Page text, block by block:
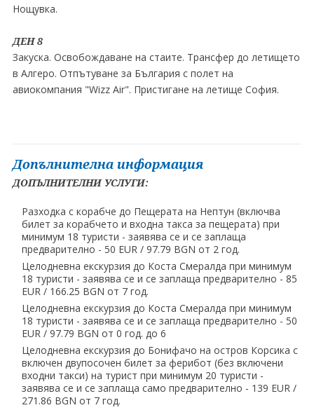
Нощувка.
ДЕН 8
Закуска. Освобождаване на стаите. Трансфер до летището
в Алгеро. Отпътуване за България с полет на
авиокомпания "Wizz Air". Пристигане на летище София.
Допълнителна информация
ДОПЪЛНИТЕЛНИ УСЛУГИ:
Разходка с корабче до Пещерата на Нептун (включва
билет за корабчето и входна такса за пещерата) при
минимум 18 туристи - заявява се и се заплаща
предварително - 50 EUR ∕ 97.79 BGN от 2 год.
Целодневна екскурзия до Коста Смералда при минимум
18 туристи - заявява се и се заплаща предварително - 85
EUR ∕ 166.25 BGN от 7 год.
Целодневна екскурзия до Коста Смералда при минимум
18 туристи - заявява се и се заплаща предварително - 50
EUR ∕ 97.79 BGN от 0 год. до 6
Целодневна екскурзия до Бонифачо на остров Корсика с
включен двупосочен билет за ферибот (без включени
входни такси) на турист при минимум 20 туристи -
заявява се и се заплаща само предварително - 139 EUR ∕
271.86 BGN от 7 год.